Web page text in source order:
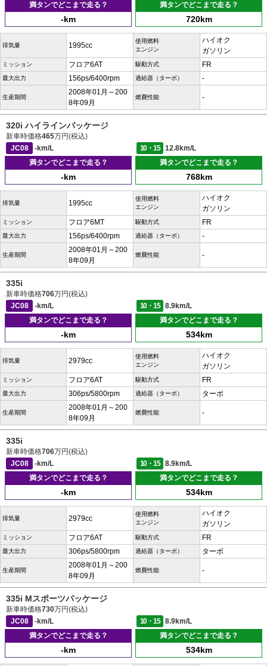
満タンでどこまで走る？
-km
満タンでどこまで走る？
720km
排気量 1995cc
使用燃料
エンジン
ハイオク
ガソリン
ミッション フロア6AT 駆動方式 FR
最大出力 156ps/6400rpm 過給器（ターボ） -
生産期間
2008年01月～200
8年09月
燃費性能 -
320i ハイラインパッケージ
新車時価格465万円(税込)
JC08
-km/L 10・15
12.8km/L
満タンでどこまで走る？
-km
満タンでどこまで走る？
768km
排気量 1995cc
使用燃料
エンジン
ハイオク
ガソリン
ミッション フロア6MT 駆動方式 FR
最大出力 156ps/6400rpm 過給器（ターボ） -
生産期間
2008年01月～200
8年09月
燃費性能 -
335i
新車時価格706万円(税込)
JC08
-km/L 10・15
8.9km/L
満タンでどこまで走る？
-km
満タンでどこまで走る？
534km
排気量 2979cc
使用燃料
エンジン
ハイオク
ガソリン
ミッション フロア6AT 駆動方式 FR
最大出力 306ps/5800rpm 過給器（ターボ） ターボ
生産期間
2008年01月～200
8年09月
燃費性能 -
335i
新車時価格706万円(税込)
JC08
-km/L 10・15
8.9km/L
満タンでどこまで走る？
-km
満タンでどこまで走る？
534km
排気量 2979cc
使用燃料
エンジン
ハイオク
ガソリン
ミッション フロア6AT 駆動方式 FR
最大出力 306ps/5800rpm 過給器（ターボ） ターボ
生産期間
2008年01月～200
8年09月
燃費性能 -
335i Mスポーツパッケージ
新車時価格730万円(税込)
JC08
-km/L 10・15
8.9km/L
満タンでどこまで走る？
-km
満タンでどこまで走る？
534km